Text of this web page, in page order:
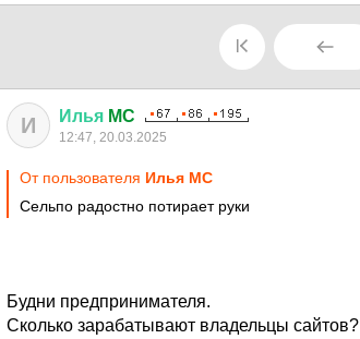
И Илья MC
12:47, 20.03.2025
От пользователя Илья MC
Сельпо радостно потирает руки
Будни предпринимателя.
Сколько зарабатывают владельцы сайтов?